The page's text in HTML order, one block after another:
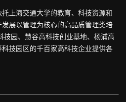
上海交通大学的教育、科技资源和
展以管理为核心的高品质管理类培
技园、慧谷高科技创业基地、杨浦高
技园区的千百家高科技企业提供各